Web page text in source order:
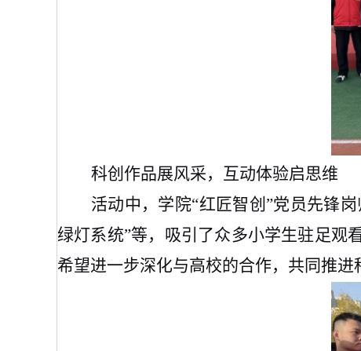
科创作品展风采，互动体验启思维
活动中，学院“红匠智创”党员先锋
绿灯系统”等，吸引了众多小学生驻足观
希望进一步深化与高校的合作，共同推进